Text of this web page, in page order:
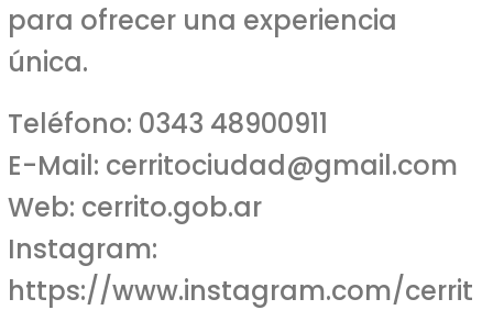
para ofrecer una experiencia
única.
Teléfono: 0343 48900911
E-Mail: cerritociudad@gmail.com
Web: cerrito.gob.ar
Instagram:
https://www.instagram.com/cerrit